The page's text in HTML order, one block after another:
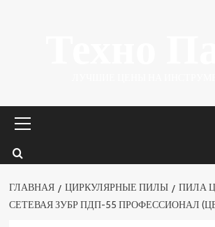
меню
ГЛАВНАЯ ЦИРКУЛЯРНЫЕ ПИЛЫ
ПИЛА
СЕТЕВАЯ ЗУБР ПДП-55 ПРОФЕССИОНАЛ